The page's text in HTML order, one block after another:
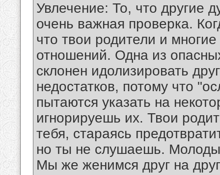
Увлечение: То, что другие
очень важная проверка.
что твои родители и
отношений. Одна из
склонен идолизировать
недостатков, потому что
пытаются указать на
игнорируешь их. Твои
тебя, стараясь
но ты не слушаешь.
Мы же женимся друг на